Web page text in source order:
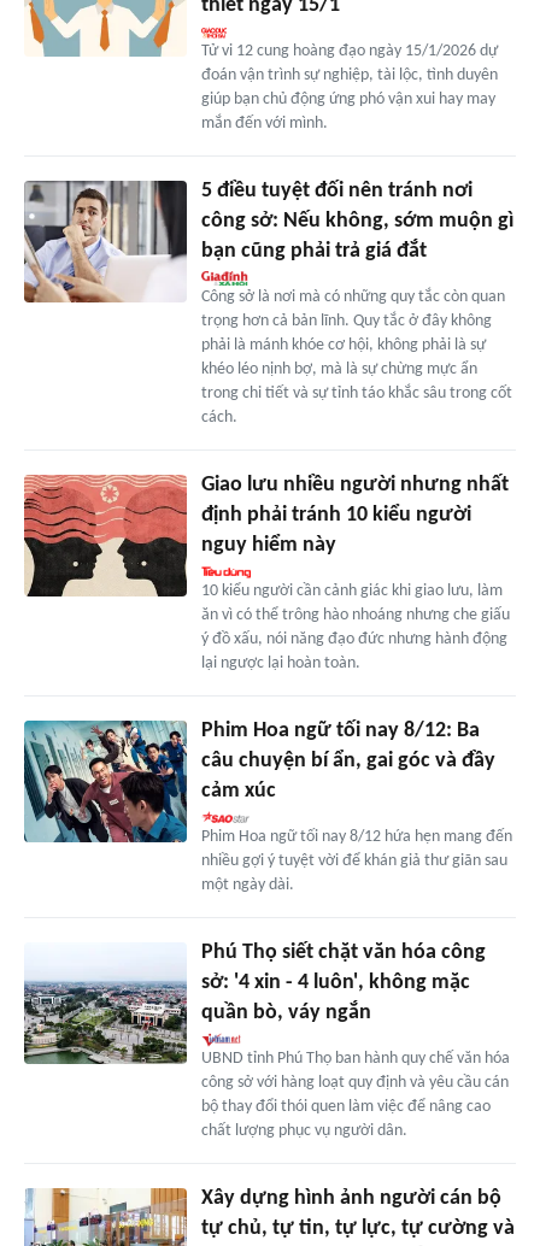
thiết ngày 15/1
Tử vi 12 cung hoàng đạo ngày 15/1/2026 dự
đoán vận trình sự nghiệp, tài lộc, tình duyên
giúp bạn chủ động ứng phó vận xui hay may
mắn đến với mình.
5 điều tuyệt đối nên tránh nơi
công sở: Nếu không, sớm muộn gì
bạn cũng phải trả giá đắt
Công sở là nơi mà có những quy tắc còn quan
trọng hơn cả bản lĩnh. Quy tắc ở đây không
phải là mánh khóe cơ hội, không phải là sự
khéo léo nịnh bợ, mà là sự chừng mực ẩn
trong chi tiết và sự tỉnh táo khắc sâu trong cốt
cách.
Giao lưu nhiều người nhưng nhất
định phải tránh 10 kiểu người
nguy hiểm này
10 kiểu người cần cảnh giác khi giao lưu, làm
ăn vì có thể trông hào nhoáng nhưng che giấu
ý đồ xấu, nói năng đạo đức nhưng hành động
lại ngược lại hoàn toàn.
Phim Hoa ngữ tối nay 8/12: Ba
câu chuyện bí ẩn, gai góc và đầy
cảm xúc
Phim Hoa ngữ tối nay 8/12 hứa hẹn mang đến
nhiều gợi ý tuyệt vời để khán giả thư giãn sau
một ngày dài.
Phú Thọ siết chặt văn hóa công
sở: '4 xin - 4 luôn', không mặc
quần bò, váy ngắn
UBND tỉnh Phú Thọ ban hành quy chế văn hóa
công sở với hàng loạt quy định và yêu cầu cán
bộ thay đổi thói quen làm việc để nâng cao
chất lượng phục vụ người dân.
Xây dựng hình ảnh người cán bộ
tự chủ, tự tin, tự lực, tự cường và